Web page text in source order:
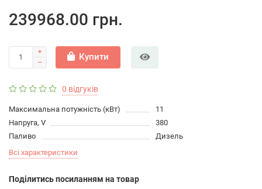
239968.00 грн.
Купити
0 відгуків
Максимальна потужність (кВт)
11
Напруга, V
380
Паливо
Дизель
Всі характеристики
Подiлитись посиланням на товар